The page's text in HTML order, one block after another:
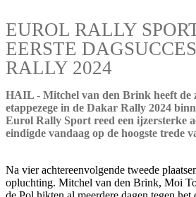
EUROL RALLY
EERSTE
RALLY 2024
HAIL - Mitchel van den Brink heeft de
etappezege in de Dakar Rally 2024
Eurol Rally Sport reed een ijzersterke
eindigde vandaag op de hoogste trede
Na vier achtereenvolgende tweede
opluchting. Mitchel van den Brink, Moi